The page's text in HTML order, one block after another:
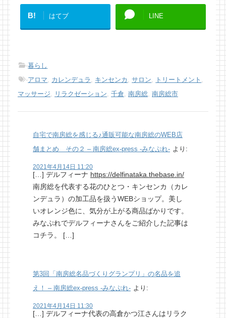
B! はてブ LINE
-暮らし
-アロマ カレンデュラ キンセンカ ,サロン トリートメント
マッサージ
リラクゼーション 千倉 南房総 南房総市
自宅で南房総を感じる♪通販可能な南房総のWEB店
舗まとめ その２ – 南房総ex-press -みなぷれ- より:
2021年4月14日 11:20
[…] デルフィーナ https://delfinataka.thebase.in/
南房総を代表する花のひとつ・キンセンカ（カレ
ンデュラ）の加工品を扱うWEBショップ。美し
いオレンジ色に、気分が上がる商品ばかりです。
みなぷれでデルフィーナさんをご紹介した記事は
コチラ。 […]
第3回「南房総名品づくりグランプリ」の名品を追
え！ – 南房総ex-press -みなぷれ- より:
2021年4月14日 11:30
[…] デルフィーナ代表の高倉かつ江さんはリラク